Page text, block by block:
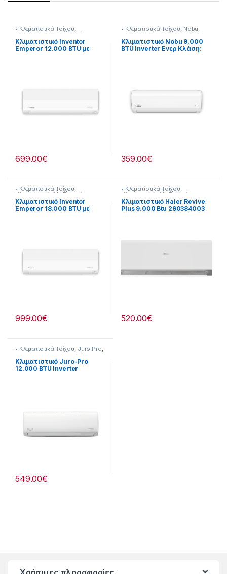
• Κλιματιστικά Τοίχου,
Κλιματιστικά Με Εγκατάσταση
Κλιματιστικό Inventor
Emperor 12.000 BTU με
699.00€
• Κλιματιστικά Τοίχου, Nobu,
Κλιματισμός & Θέρμανση
Κλιματιστικά,Προσφορές
Κλιματιστικό Nobu 9.000
BTU Inverter Ενερ Κλάση:
359.00€
• Κλιματιστικά Τοίχου,
Κλιματιστικά Με Εγκατάσταση
Κλιματιστικό Inventor
Emperor 18.000 BTU με
999.00€
• Κλιματιστικά Τοίχου,
Κλιματιστικά Με Εγκατάσταση
Κλιματιστικό Haier Revive
Plus 9.000 Btu 290384003
520.00€
• Κλιματιστικά Τοίχου Juro Pro
Κλιματιστικά Με Εγκατάσταση
Κλιματιστικό Juro-Pro
12.000 BTU Inverter
549.00€